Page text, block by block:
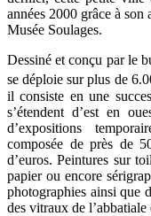
années 2000 grâce à son
Musée Soulages.
Dessiné et conçu par le
se déploie sur plus de
il consiste en une
s’étendent d’est en
d’expositions
composée de près de
d’euros. Peintures sur
papier ou encore
photographies ainsi que
des vitraux de l’abbatiale